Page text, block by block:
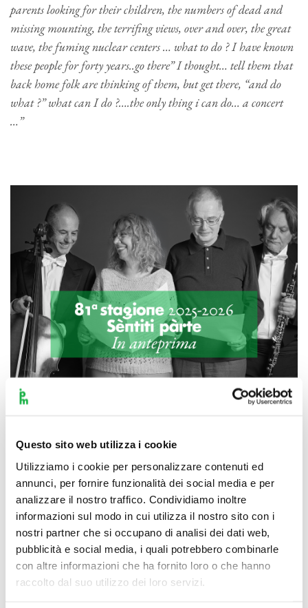
Questo sito web utilizza i cookie
Utilizziamo i cookie per personalizzare contenuti ed
annunci, per fornire funzionalità dei social media e per
analizzare il nostro traffico. Condividiamo inoltre
informazioni sul modo in cui utilizza il nostro sito con i
nostri partner che si occupano di analisi dei dati web,
pubblicità e social media, i quali potrebbero combinarle
con altre informazioni che ha fornito loro o che hanno
raccolto dal suo utilizzo dei loro servizi.
parents looking for their children, the numbers of dead and
missing mounting, the terrifing views, over and over, the great
wave, the fuming nuclear centers … what to do ? I have known
these people for forty years..go there” I thought… tell them that
back home folk are thinking of them, but get there, “and do
what ?” what can I do ?….the only thing i can do… a concert
…”